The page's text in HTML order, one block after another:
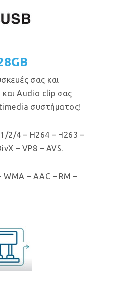
σας και
Audio clip σας
συστήματος!
2/4 – H264 – H263 –
– VP8 – AVS.
– AAC – RM –